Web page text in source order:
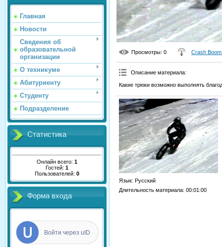
Главная
Новости
Сведения об
образовательной
организации
О техникуме
Абитуриенту
Студенту
Подразделение
Статистика
Онлайн всего: 1
Гостей: 1
Пользователей: 0
Форма входа
Войти через uID
Просмотры: 0 Crash
Описание материала:
Какие трюки возможно выполнять
Язык: Русский
Длительность материала: 00:01:00